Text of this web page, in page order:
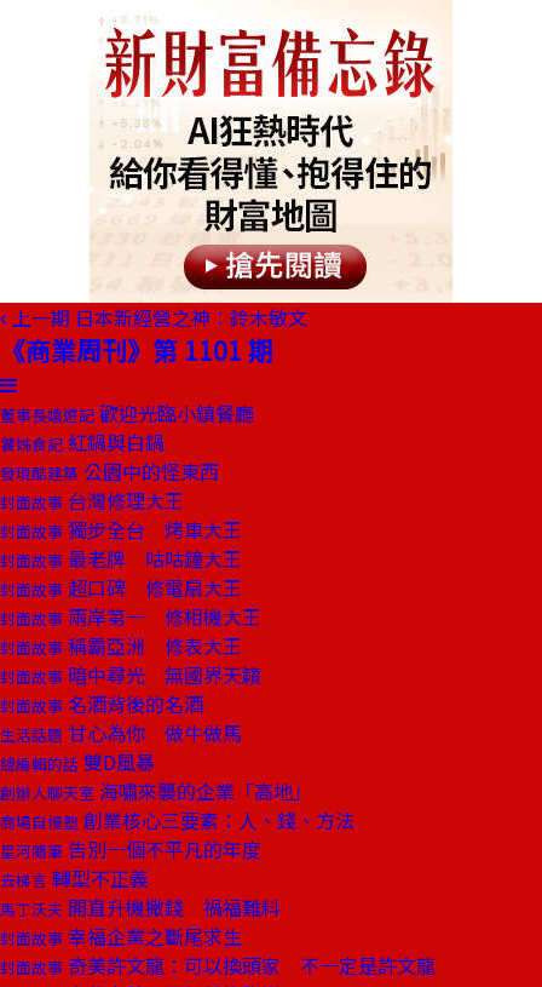
上一期 日本新經營之神：鈴木敏文
《商業周刊》第 1101 期
董事長嬉遊記 歡迎光臨小鎮餐廳
饕姊食記 紅鍋與白鍋
發現酷建築 公園中的怪東西
封面故事 台灣修理大王
封面故事 獨步全台 烤車大王
封面故事 最老牌 咕咕鐘大王
封面故事 超口碑 修電扇大王
封面故事 兩岸第一 修相機大王
封面故事 稱霸亞洲 修表大王
封面故事 暗中尋光 無國界天籟
封面故事 名酒背後的名酒
生活話題 甘心為你 做牛做馬
總編輯的話 雙D風暴
創辦人聊天室 海嘯來襲的企業「高地」
商場自慢塾 創業核心三要素：人、錢、方法
星河隨筆 告別一個不平凡的年度
去梯言 轉型不正義
馬丁沃夫 開直升機撒錢 禍福難料
封面故事 幸福企業之斷尾求生
封面故事 奇美許文龍：可以換頭家 不一定是許文龍